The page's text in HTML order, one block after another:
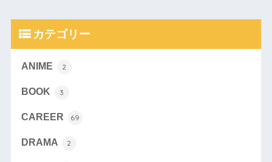
カテゴリー
ANIME 2
BOOK 3
CAREER 69
DRAMA 2